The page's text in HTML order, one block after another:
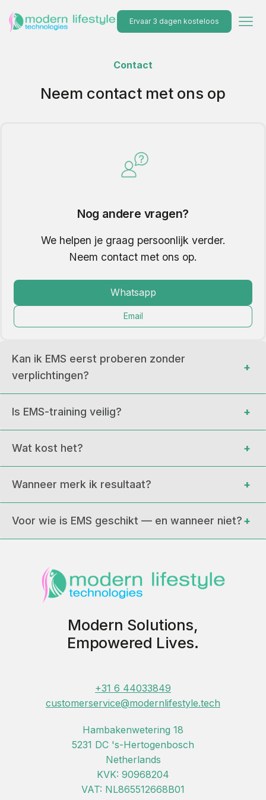
Ervaar 3 dagen kosteloos
Contact
Neem contact met ons op
Nog andere vragen?
We helpen je graag persoonlijk verder.
Neem contact met ons op.
Whatsapp
Email
Kan ik EMS eerst proberen zonder
verplichtingen?
+
Is EMS-training veilig? +
Wat kost het? +
Wanneer merk ik resultaat? +
Voor wie is EMS geschikt — en wanneer niet?+
Modern Solutions,
Empowered Lives.
+31 6 44033849
customerservice@modernlifestyle.tech
Hambakenwetering 18
5231 DC 's-Hertogenbosch
Netherlands
KVK: 90968204
VAT: NL865512668B01